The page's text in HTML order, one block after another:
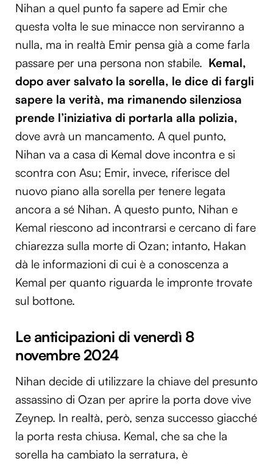
Nihan a quel punto fa sapere ad Emir che
questa volta le sue minacce non serviranno a
nulla, ma in realtà Emir pensa già a come farla
passare per una persona non stabile. Kemal,
dopo aver salvato la sorella, le dice di fargli
sapere la verità, ma rimanendo silenziosa
prende l’iniziativa di portarla alla polizia,
dove avrà un mancamento. A quel punto,
Nihan va a casa di Kemal dove incontra e si
scontra con Asu; Emir, invece, riferisce del
nuovo piano alla sorella per tenere legata
ancora a sé Nihan. A questo punto, Nihan e
Kemal riescono ad incontrarsi e cercano di fare
chiarezza sulla morte di Ozan; intanto, Hakan
dà le informazioni di cui è a conoscenza a
Kemal per quanto riguarda le impronte trovate
sul bottone.
Le anticipazioni di venerdì 8
novembre 2024
Nihan decide di utilizzare la chiave del presunto
assassino di Ozan per aprire la porta dove vive
Zeynep. In realtà, però, senza successo giacché
la porta resta chiusa. Kemal, che sa che la
sorella ha cambiato la serratura, è